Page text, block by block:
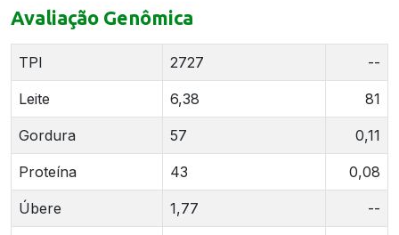
Avaliação Genômica
TPI 2727 --
Leite 6,38 81
Gordura 57 0,11
Proteína 43 0,08
Úbere 1,77 --